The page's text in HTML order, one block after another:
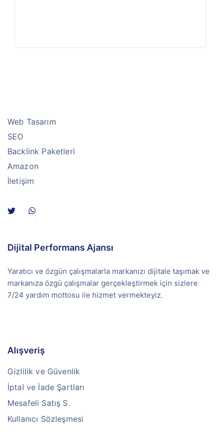
Web Tasarım
SEO
Backlink Paketleri
Amazon
İletişim
Dijital Performans Ajansı
Yaratıcı ve özgün çalışmalarla markanızı dijitale taşımak ve
markanıza özgü çalışmalar gerçekleştirmek için sizlere
7/24 yardım mottosu ile hizmet vermekteyiz.
Alışveriş
Gizlilik ve Güvenlik
İptal ve İade Şartları
Mesafeli Satış S.
Kullanıcı Sözleşmesi